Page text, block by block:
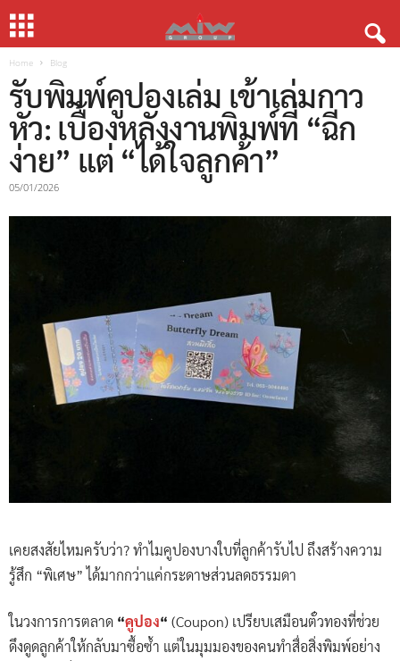
Home Blog
รับพิมพ์คูปองเล่ม เข้าเล่มกาว
หัว: เบื้องหลังงานพิมพ์ที่ “ฉีก
ง่าย” แต่ “ได้ใจลูกค้า”
05/01/2026
เคยสงสัยไหมครับว่า? ทำไมคูปองบางใบที่ลูกค้ารับไป ถึงสร้างความ
รู้สึก “พิเศษ” ได้มากกว่าแค่กระดาษส่วนลดธรรมดา
ในวงการการตลาด “คูปอง“ (Coupon) เปรียบเสมือนตั๋วทองที่ช่วย
ดึงดูดลูกค้าให้กลับมาซื้อซ้ำ แต่ในมุมมองของคนทำสื่อสิ่งพิมพ์อย่าง